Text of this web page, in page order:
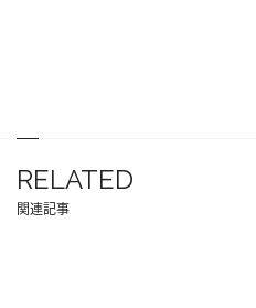
RELATED
関連記事